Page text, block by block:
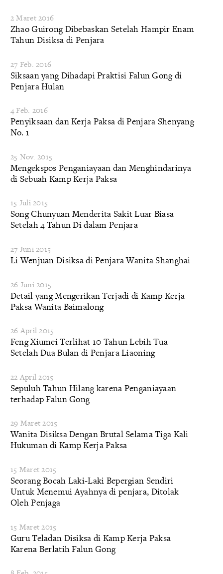
2 Maret 2016
Zhao Guirong Dibebaskan Setelah Hampir Enam
Tahun Disiksa di Penjara
27 Feb. 2016
Siksaan yang Dihadapi Praktisi Falun Gong di
Penjara Hulan
4 Feb. 2016
Penyiksaan dan Kerja Paksa di Penjara Shenyang
No. 1
25 Nov. 2015
Mengekspos Penganiayaan dan Menghindarinya
di Sebuah Kamp Kerja Paksa
15 Juli 2015
Song Chunyuan Menderita Sakit Luar Biasa
Setelah 4 Tahun Di dalam Penjara
27 Juni 2015
Li Wenjuan Disiksa di Penjara Wanita Shanghai
26 Juni 2015
Detail yang Mengerikan Terjadi di Kamp Kerja
Paksa Wanita Baimalong
26 April 2015
Feng Xiumei Terlihat 10 Tahun Lebih Tua
Setelah Dua Bulan di Penjara Liaoning
22 April 2015
Sepuluh Tahun Hilang karena Penganiayaan
terhadap Falun Gong
29 Maret 2015
Wanita Disiksa Dengan Brutal Selama Tiga Kali
Hukuman di Kamp Kerja Paksa
15 Maret 2015
Seorang Bocah Laki-Laki Bepergian Sendiri
Untuk Menemui Ayahnya di penjara, Ditolak
Oleh Penjaga
15 Maret 2015
Guru Teladan Disiksa di Kamp Kerja Paksa
Karena Berlatih Falun Gong